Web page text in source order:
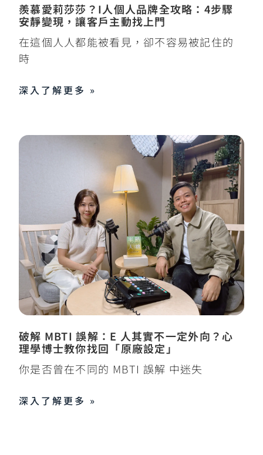
羨慕愛莉莎莎？I人個人品牌全攻略：4步驟
安靜變現，讓客戶主動找上門
在這個人人都能被看見，卻不容易被記住的
時
深入了解更多 »
破解 MBTI 誤解：E 人其實不一定外向？心
理學博士教你找回「原廠設定」
你是否曾在不同的 MBTI 誤解 中迷失
深入了解更多 »